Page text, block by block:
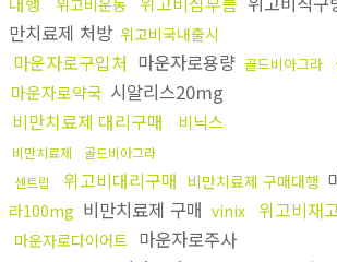
위고비운동
만치료제 처방 위고비국내출시
마운자로구입처 마운자로용량 골드비아그라
마운자로약국 시알리스20mg
비만치료제 대리구매
비닉스
비만치료제
골드비아그라
센트립
위고비대리구매 비만치료제 구매대행
라100mg 비만치료제 구매 vinix 위고비재
마운자로다이어트 마운자로주사